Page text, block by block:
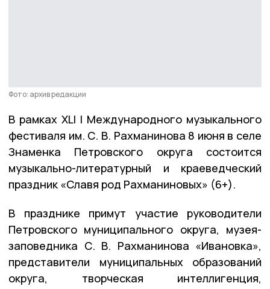
Фото: архив редакции
В рамках ХLI I Международного музыкального
фестиваля им. С. В. Рахманинова 8 июня в селе
Знаменка Петровского округа состоится
музыкально-литературный и краеведческий
праздник «Славя род Рахманиновых» (6+).
В празднике примут участие руководители
Петровского муниципального округа, музея-
заповедника С. В. Рахманинова «Ивановка»,
представители муниципальных образований
округа, творческая интеллигенция,